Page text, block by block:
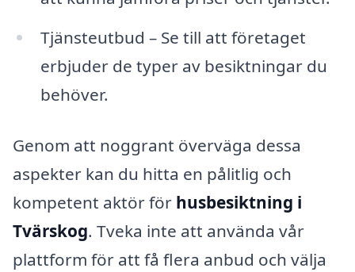
Tjänsteutbud – Se till att företaget
erbjuder de typer av besiktningar du
behöver.
Genom att noggrant överväga dessa
aspekter kan du hitta en pålitlig och
kompetent aktör för husbesiktning i
Tvärskog. Tveka inte att använda vår
plattform för att få flera anbud och välja